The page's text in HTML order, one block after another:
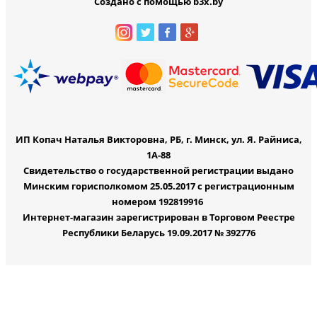
ИП Копач Наталья Викторовна, РБ, г. Минск, ул. Я. Райниса,
1А-88
Свидетельство о государственной регистрации выдано
Минским горисполкомом 25.05.2017 с регистрационным
номером 192819916
Интернет-магазин зарегистрирован в Торговом Реестре
Республики Беларусь 19.09.2017 № 392776